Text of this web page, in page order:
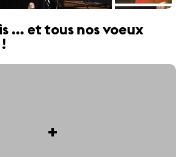
... et tous nos voeux
+